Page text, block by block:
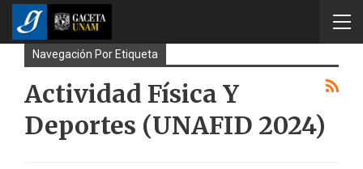
Navegación Por Etiqueta
Actividad Física Y
Deportes (UNAFID 2024)